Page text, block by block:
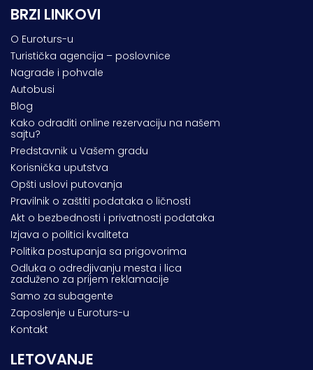
BRZI LINKOVI
O Euroturs-u
Turistička agencija – poslovnice
Nagrade i pohvale
Autobusi
Blog
Kako odraditi online rezervaciju na našem
sajtu?
Predstavnik u Vašem gradu
Korisnička uputstva
Opšti uslovi putovanja
Pravilnik o zaštiti podataka o ličnosti
Akt o bezbednosti i privatnosti podataka
Izjava o politici kvaliteta
Politika postupanja sa prigovorima
Odluka o odredjivanju mesta i lica
zaduženo za prijem reklamacije
Samo za subagente
Zaposlenje u Euroturs-u
Kontakt
LETOVANJE